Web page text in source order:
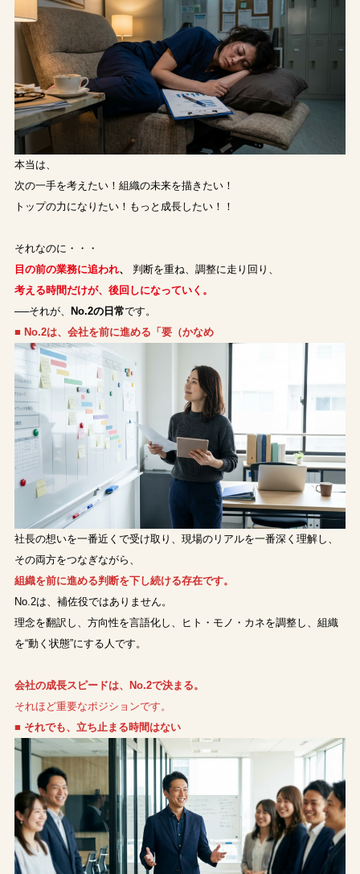
本当は、
次の一手を考えたい！組織の未来を描きたい！
トップの力になりたい！もっと成長したい！！
それなのに・・・
目の前の業務に追われ、
判断を重ね、調整に走り回り、
考える時間だけが、後回しになっていく。
──それが、
No.2の日常です。
■ No.2は、会社を前に進める「要（かなめ
社長の想いを一番近くで受け取り、現場のリアルを一番深く理解し、
その両方をつなぎながら、
組織を前に進める判断を下し続ける存在です。
No.2は、補佐役ではありません。
理念を翻訳し、方向性を言語化し、ヒト・モノ・カネを調整し、組織
を“動く状態”にする人です。
会社の成長スピードは、No.2で決まる。
それほど重要なポジションです。
■ それでも、立ち止まる時間はない